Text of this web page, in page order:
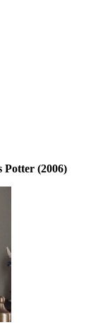
Potter (2006)